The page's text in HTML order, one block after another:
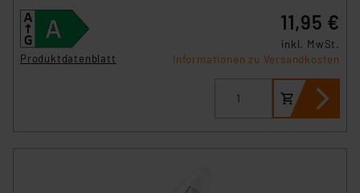
Daten in den USA. Ihre Einwilligung zur Einbindung von
Cookies dieser Drittanbieter umfasst daher ggf. auch
die Verarbeitung Ihrer Daten in den USA gemäß Art. 49
und zu der jeweiligen Datenübermittlung erhalten Sie in
der Datenschutzerklärung. Für die USA besteht kein
besteht etwa das Risiko, dass US-Behörden
Produktdatenblatt
11,95 €
inkl. MwSt.
Informationen zu Versandkosten